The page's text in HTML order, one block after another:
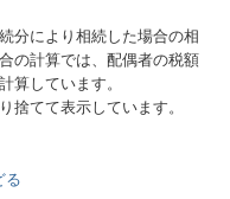
分により相続した場合の相
の計算では、配偶者の税額
算しています。
捨てて表示しています。